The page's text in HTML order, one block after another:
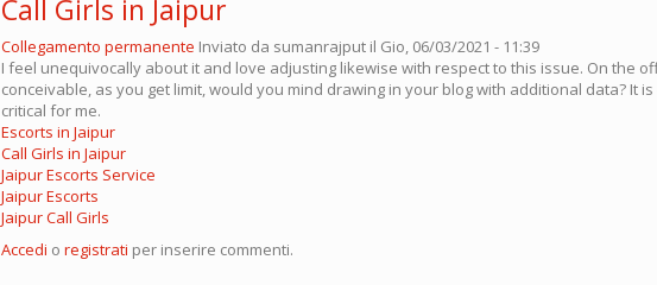
Call Girls in Jaipur
Collegamento permanente Inviato da sumanrajput il Gio, 06/03/2021 - 11:39
I feel unequivocally about it and love adjusting likewise with respect to this issue. On the
conceivable, as you get limit, would you mind drawing in your blog with additional data? It
critical for me.
Escorts in Jaipur
Call Girls in Jaipur
Jaipur Escorts Service
Jaipur Escorts
Jaipur Call Girls
Accedi o registrati per inserire commenti.